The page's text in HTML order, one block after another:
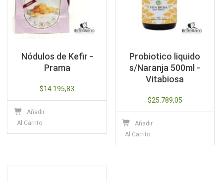
Nódulos de Kefir -
Prama
$14.195,83
Añadir
Al Carrito
Probiotico liquido
s/Naranja 500ml -
Vitabiosa
$25.789,05
Añadir
Al Carrito